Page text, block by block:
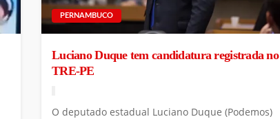
PERNAMBUCO
Luciano Duque tem candidatura registrada no
TRE-PE
O deputado estadual Luciano Duque (Podemos)